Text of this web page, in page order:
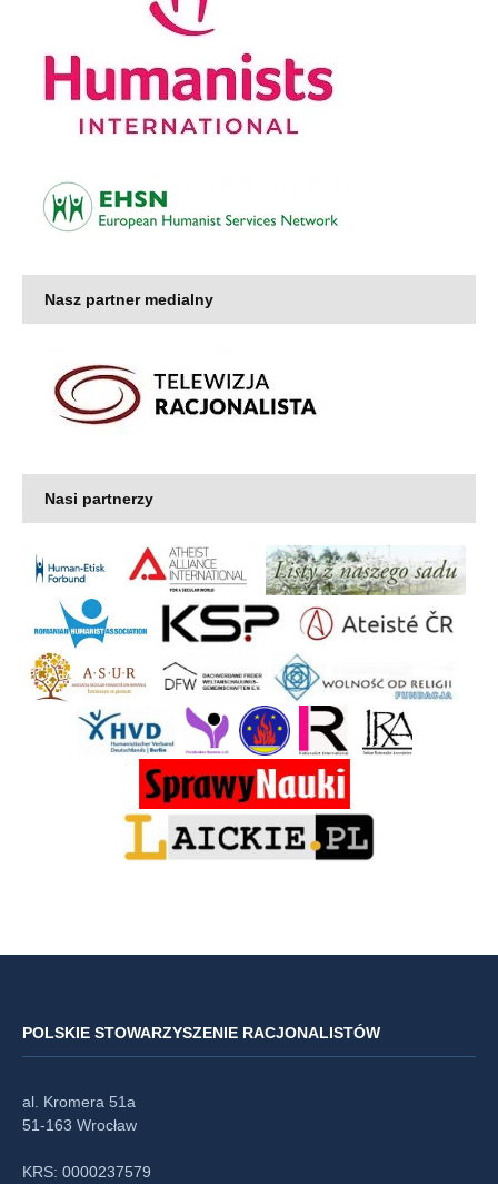
Nasz partner medialny
Nasi partnerzy
POLSKIE STOWARZYSZENIE RACJONALISTÓW
al. Kromera 51a
51-163 Wrocław
KRS: 0000237579